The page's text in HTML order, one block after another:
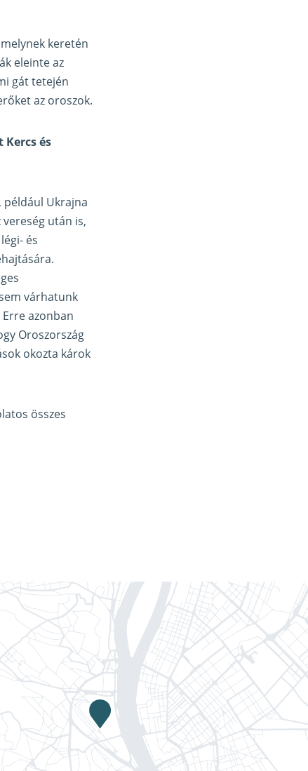
keretén
eleinte az
gát tetején
az oroszok.
és
például Ukrajna
után is,
és
várhatunk
azonban
Oroszország
okozta károk
összes